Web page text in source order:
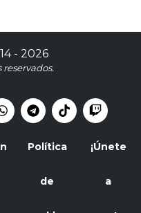
- 2026
reservados.
Política
de
¡Únete
a